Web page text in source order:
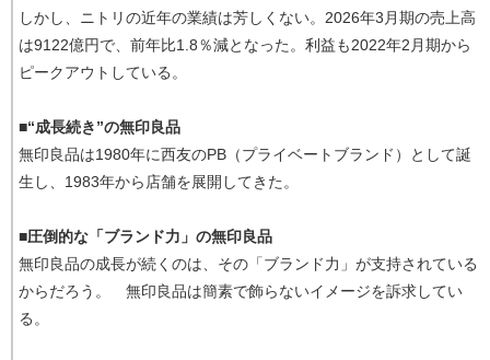
しかし、ニトリの近年の業績は芳しくない。2026年3月期の売上高
は9122億円で、前年比1.8％減となった。利益も2022年2月期から
ピークアウトしている。
■“成長続き”の無印良品
無印良品は1980年に西友のPB（プライベートブランド）として誕
生し、1983年から店舗を展開してきた。
■圧倒的な「ブランド力」の無印良品
無印良品の成長が続くのは、その「ブランド力」が支持されている
からだろう。 無印良品は簡素で飾らないイメージを訴求してい
る。